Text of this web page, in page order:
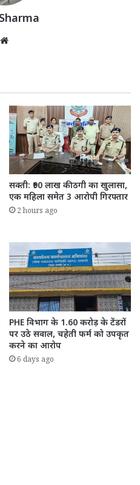
सक्ती: ₹90 लाख की ठगी का खुलासा,
एक महिला समेत 3 आरोपी गिरफ्तार
2 hours ago
PHE विभाग के 1.60 करोड़ के टेंडरों
पर उठे सवाल, चहेती फर्म को उपकृत
करने का आरोप
6 days ago